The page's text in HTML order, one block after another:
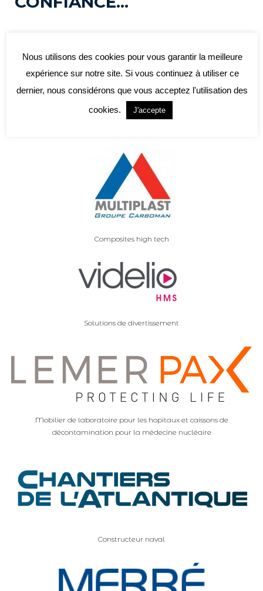
Composites high tech
Solutions de divertissement
Mobilier de laboratoire pour les hopitaux et caissons de
décontamination pour la médecine nucléaire
Constructeur naval
Nous utilisons des cookies pour vous garantir la meilleure
expérience sur notre site. Si vous continuez à utiliser ce
dernier, nous considérons que vous acceptez l'utilisation des
cookies.
J'accepte